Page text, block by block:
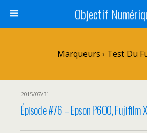
Objectif
Marqueurs › Test Du
2015/07/31
Épisode #76 – Epson P600, Fujifilm